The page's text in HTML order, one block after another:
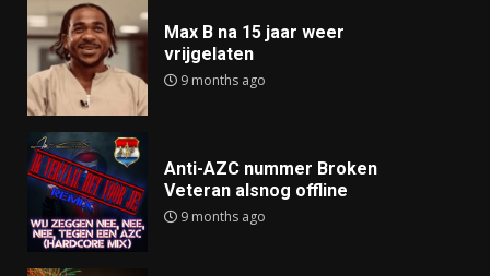
Max B na 15 jaar weer
vrijgelaten
9 months ago
Anti-AZC nummer Broken
Veteran alsnog offline
9 months ago